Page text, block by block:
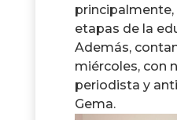
principalmente,
etapas de la
Además,
miércoles, con
periodista y
Gema.